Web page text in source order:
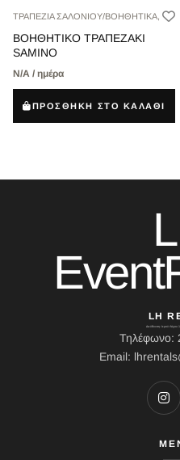
ΤΡΑΠΕΖΙΑ ΣΑΛΟΝΙΟΥ/ΒΟΗΘΗΤΙΚΑ,
ΒΟΗΘΗΤΙΚΟ ΤΡΑΠΕΖΑΚΙ
SAMINO
Ν/Α / ημέρα
ΠΡΟΣΘΗΚΗ ΣΤΟ ΚΑΛΑΘΙ
LH
Διεύθυνση: Ιερού Λόχου
Τηλέφωνο:
Email: